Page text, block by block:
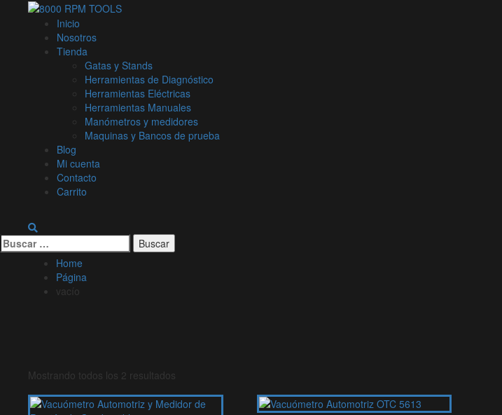
Inicio
Nosotros
Tienda
Gatas y Stands
Herramientas de Diagnóstico
Herramientas Eléctricas
Herramientas Manuales
Manómetros y medidores
Maquinas y Bancos de prueba
Blog
Mi cuenta
Contacto
Carrito
Buscar:
Home
Página
vacío
Mostrando todos los 2 resultados
latest